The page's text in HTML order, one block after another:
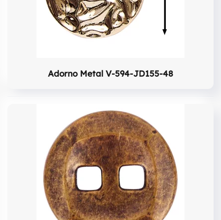
Adorno Metal V-594-JD155-48